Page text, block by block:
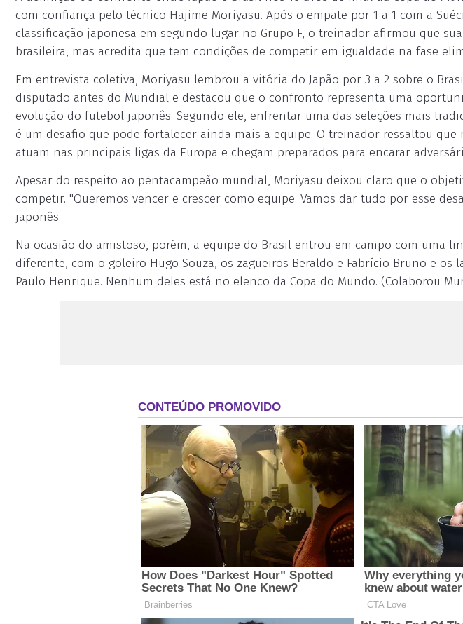
com confiança pelo técnico Hajime Moriyasu. Após o empate por 1 a 1 com a
classificação japonesa em segundo lugar no Grupo F, o treinador afirmou que
brasileira, mas acredita que tem condições de competir em igualdade na fase
Em entrevista coletiva, Moriyasu lembrou a vitória do Japão por 3 a 2 sobre o
disputado antes do Mundial e destacou que o confronto representa uma
evolução do futebol japonês. Segundo ele, enfrentar uma das seleções mais
é um desafio que pode fortalecer ainda mais a equipe. O treinador ressaltou que
atuam nas principais ligas da Europa e chegam preparados para encarar
Apesar do respeito ao pentacampeão mundial, Moriyasu deixou claro que o
competir. "Queremos vencer e crescer como equipe. Vamos dar tudo por esse
japonês.
Na ocasião do amistoso, porém, a equipe do Brasil entrou em campo com uma
diferente, com o goleiro Hugo Souza, os zagueiros Beraldo e Fabrício Bruno e os
Paulo Henrique. Nenhum deles está no elenco da Copa do Mundo. (Colaborou